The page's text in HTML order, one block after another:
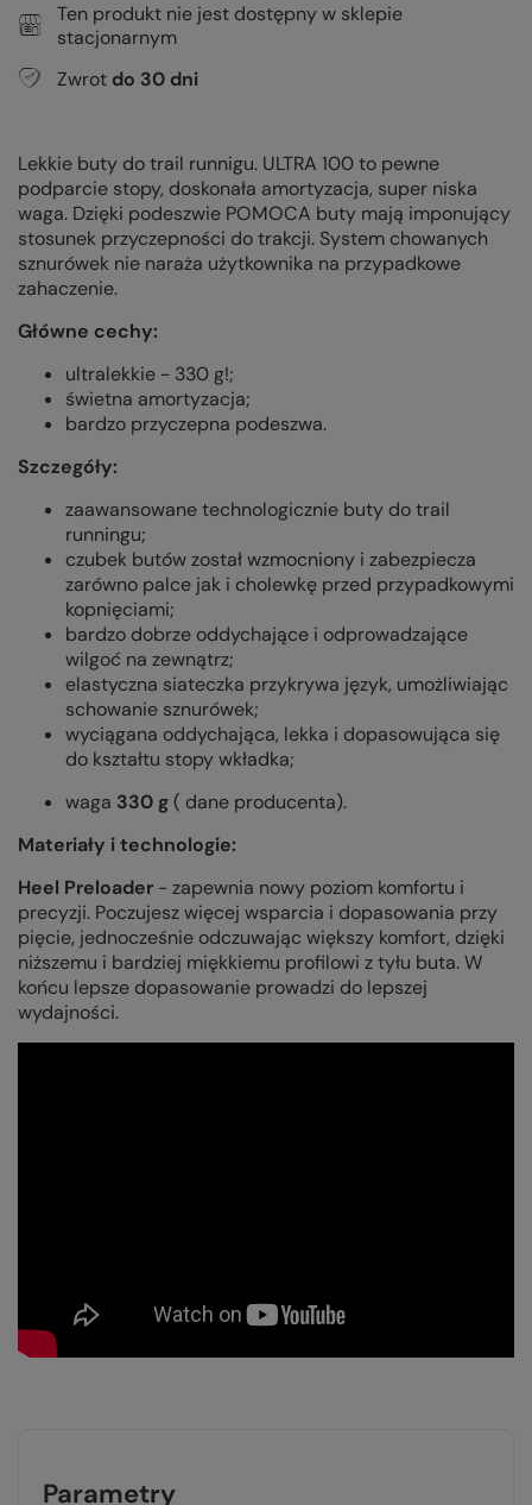
Ten produkt nie jest dostępny w sklepie
stacjonarnym
Zwrot do 30 dni
Lekkie buty do trail runnigu. ULTRA 100 to pewne
podparcie stopy, doskonała amortyzacja, super niska
waga. Dzięki podeszwie POMOCA buty mają imponujący
stosunek przyczepności do trakcji. System chowanych
sznurówek nie naraża użytkownika na przypadkowe
zahaczenie.
Główne cechy:
ultralekkie - 330 g!;
świetna amortyzacja;
bardzo przyczepna podeszwa.
Szczegóły:
zaawansowane technologicznie buty do trail
runningu;
czubek butów został wzmocniony i zabezpiecza
zarówno palce jak i cholewkę przed przypadkowymi
kopnięciami;
bardzo dobrze oddychające i odprowadzające
wilgoć na zewnątrz;
elastyczna siateczka przykrywa język, umożliwiając
schowanie sznurówek;
wyciągana oddychająca, lekka i dopasowująca się
do kształtu stopy wkładka;
waga 330 g( dane producenta).
Materiały i technologie:
Heel Preloader - zapewnia nowy poziom komfortu i
precyzji. Poczujesz więcej wsparcia i dopasowania przy
pięcie, jednocześnie odczuwając większy komfort, dzięki
niższemu i bardziej miękkiemu profilowi ​​z tyłu buta. W
końcu lepsze dopasowanie prowadzi do lepszej
wydajności.
Parametry